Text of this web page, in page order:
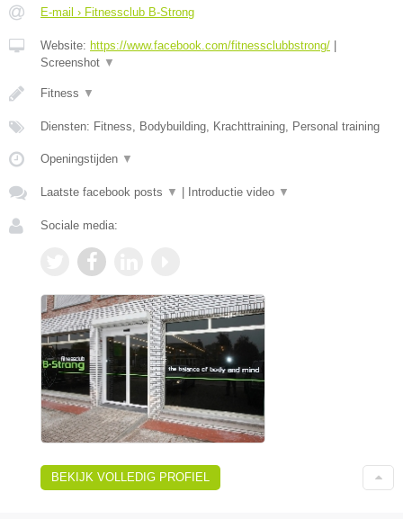
E-mail › Fitnessclub B-Strong
Website: https://www.facebook.com/fitnessclubbstrong/ |
Screenshot ▼
Fitness ▼
Diensten: Fitness, Bodybuilding, Krachttraining, Personal training
Openingstijden ▼
Laatste facebook posts ▼ | Introductie video ▼
Sociale media:
BEKIJK VOLLEDIG PROFIEL